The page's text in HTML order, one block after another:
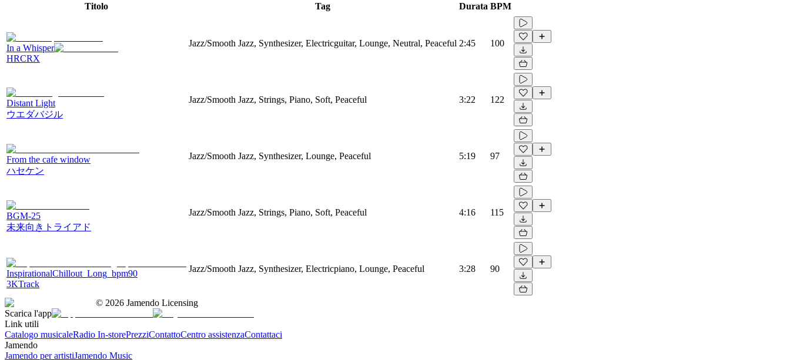
Titolo Tag Durata BPM
In a Whisper
HRCRX
Jazz/Smooth Jazz, Synthesizer, Electricguitar, Lounge, Neutral, Peaceful 2:45 100
Distant Light
ウエダバジル
Jazz/Smooth Jazz, Strings, Piano, Soft, Peaceful 3:22 122
From the cafe window
ハセケン
Jazz/Smooth Jazz, Synthesizer, Lounge, Peaceful 5:19 97
BGM-25
未来向きトライアド
Jazz/Smooth Jazz, Strings, Piano, Soft, Peaceful 4:16 115
InspirationalChillout_Long_bpm90
3KTrack
Jazz/Smooth Jazz, Synthesizer, Electricpiano, Lounge, Peaceful 3:28 90
© 2026 Jamendo Licensing
Scarica l'app
Link utili
Catalogo musicaleRadio In-storePrezziContattoCentro assistenzaContattaci
Jamendo
Jamendo per artistiJamendo Music